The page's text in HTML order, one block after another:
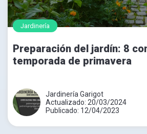
Jardinería
Preparación del jardín: 8
temporada de primavera
Jardinería Garigot
Actualizado: 20/03/2024
Publicado: 12/04/2023